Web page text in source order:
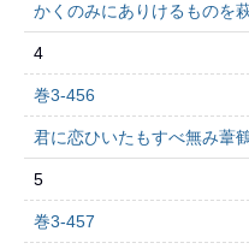
かくのみにありけるものを
4
巻3-456
君に恋ひいたもすべ無み葦
5
巻3-457